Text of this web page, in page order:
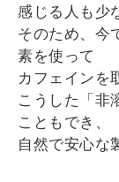
感じる人も少
そのため、 今
素を使って
カフェインを
こうした「非
こともでき、
自然で安心な